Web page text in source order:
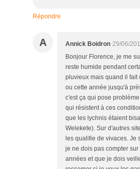
Répondre
A Annick Boidron 29/06/
Bonjour Florence, je me
reste humide pendant
pluvieux mais quand il fait
ou cette année jusqu'à
c'est ça qui pose
qui résistent à ces
que les lychnis étaient
Welekete). Sur d'autres
les qualifie de vivaces. Je
je ne dois pas compter
années et que je dois